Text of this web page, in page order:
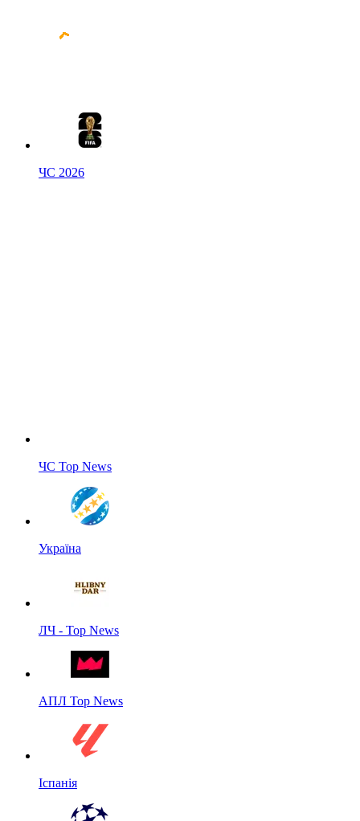
ЧС 2026
ЧС Top News
Україна
ЛЧ - Top News
АПЛ Top News
Іспанія